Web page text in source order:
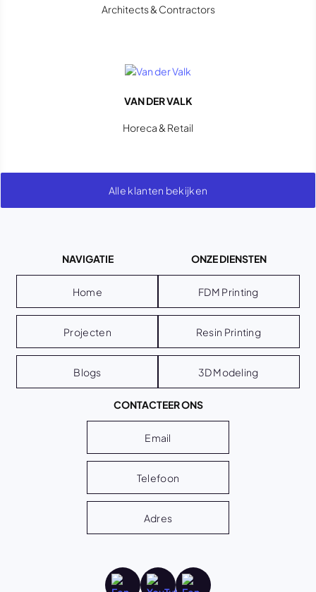
Architects & Contractors
VAN DER VALK
Horeca & Retail
Alle klanten bekijken
NAVIGATIE
Home
Projecten
Blogs
ONZE DIENSTEN
FDM Printing
Resin Printing
3D Modeling
CONTACTEER ONS
Email
Telefoon
Adres